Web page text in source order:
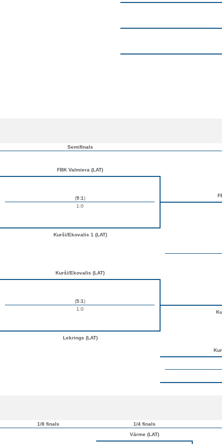
Semifinals
FBK Valmiera (LAT)
(9:1)
1:0
Kurši/Ekovalis 1 (LAT)
Kurši/Ekovalis (LAT)
(5:1)
1:0
Lekrings (LAT)
1/8 finals
1/4 finals
Vārme (LAT)